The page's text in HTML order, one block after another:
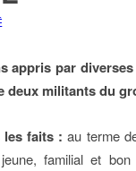
appris par
deux militants du
les faits :au terme
familial et